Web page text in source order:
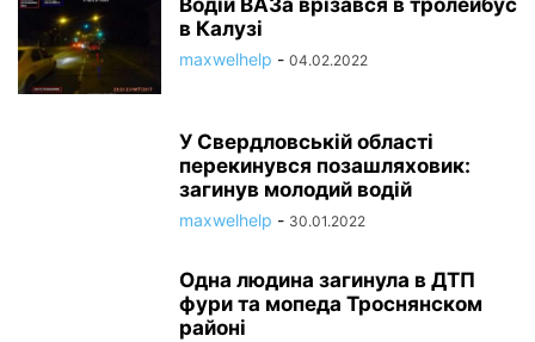
Водій ВАЗа врізався в тролейбус
в Калузі
maxwelhelp - 04.02.2022
У Свердловській області
перекинувся позашляховик:
загинув молодий водій
maxwelhelp - 30.01.2022
Одна людина загинула в ДТП
фури та мопеда Троснянском
районі